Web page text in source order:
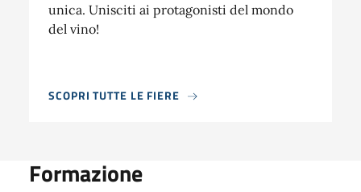
unica. Unisciti ai protagonisti del mondo
del vino!
SCOPRI TUTTE LE FIERE
Formazione